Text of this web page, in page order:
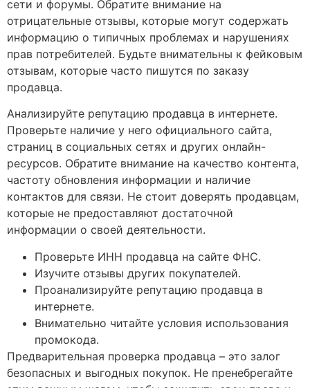
сети и форумы. Обратите внимание на
отрицательные отзывы, которые могут содержать
информацию о типичных проблемах и нарушениях
прав потребителей. Будьте внимательны к фейковым
отзывам, которые часто пишутся по заказу
продавца.
Анализируйте репутацию продавца в интернете.
Проверьте наличие у него официального сайта,
страниц в социальных сетях и других онлайн-
ресурсов. Обратите внимание на качество контента,
частоту обновления информации и наличие
контактов для связи. Не стоит доверять продавцам,
которые не предоставляют достаточной
информации о своей деятельности.
Проверьте ИНН продавца на сайте ФНС.
Изучите отзывы других покупателей.
Проанализируйте репутацию продавца в
интернете.
Внимательно читайте условия использования
промокода.
Предварительная проверка продавца – это залог
безопасных и выгодных покупок. Не пренебрегайте